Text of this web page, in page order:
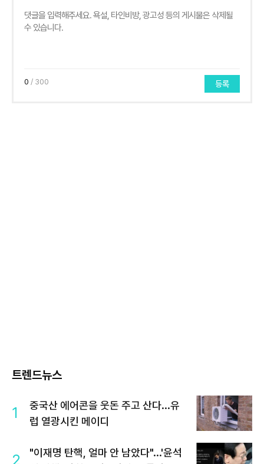
0 / 300 등록
트렌드뉴스
1
중국산 에어콘을 웃돈 주고 산다...유
럽 열광시킨 메이디
2
"이재명 탄핵, 얼마 안 남았다"...'윤석